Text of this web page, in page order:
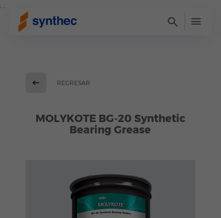
; ;
REGRESAR
MOLYKOTE BG-20 Synthetic
Bearing Grease